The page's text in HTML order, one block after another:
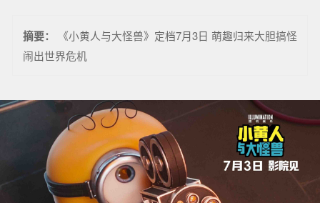
摘要：
《小黄人与大怪兽》定档7月3日 萌趣归来大胆搞怪
闹出世界危机